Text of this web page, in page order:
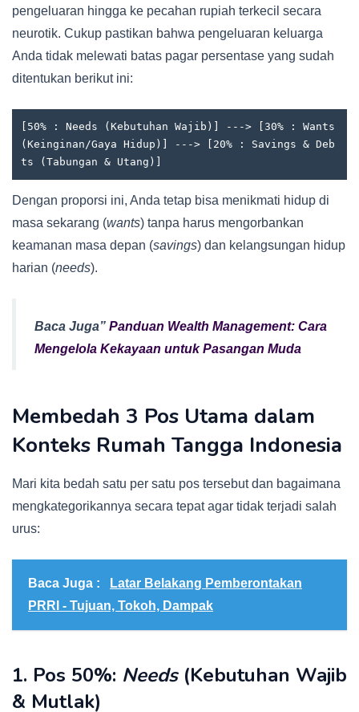
pengeluaran hingga ke pecahan rupiah terkecil secara
neurotik. Cukup pastikan bahwa pengeluaran keluarga
Anda tidak melewati batas pagar persentase yang sudah
ditentukan berikut ini:
[50% : Needs (Kebutuhan Wajib)] ---> [30% : Wants
(Keinginan/Gaya Hidup)] ---> [20% : Savings & Deb
Dengan proporsi ini, Anda tetap bisa menikmati hidup di
masa sekarang (wants) tanpa harus mengorbankan
keamanan masa depan (savings) dan kelangsungan hidup
harian (needs).
Baca Juga” Panduan Wealth Management: Cara
Mengelola Kekayaan untuk Pasangan Muda
Membedah 3 Pos Utama dalam
Konteks Rumah Tangga Indonesia
Mari kita bedah satu per satu pos tersebut dan bagaimana
mengkategorikannya secara tepat agar tidak terjadi salah
urus:
Baca Juga :
Latar Belakang Pemberontakan
PRRI - Tujuan, Tokoh, Dampak
1. Pos 50%: Needs(Kebutuhan Wajib
& Mutlak)